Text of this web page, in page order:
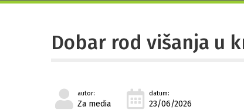
Dobar rod višanja u
autor:
Za media
datum:
23/06/2026